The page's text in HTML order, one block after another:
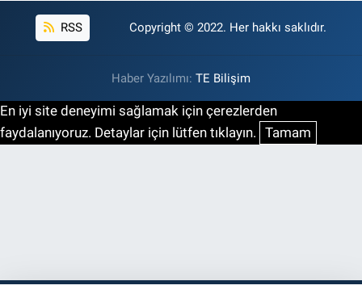
RSS Copyright © 2022. Her hakkı saklıdır.
Haber Yazılımı: TE Bilişim
En iyi site deneyimi sağlamak için çerezlerden
faydalanıyoruz. Detaylar için lütfen tıklayın. Tamam